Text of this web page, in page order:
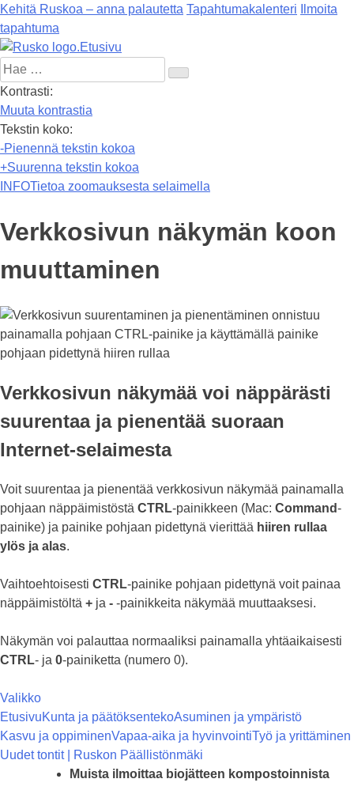
Kehitä Ruskoa – anna palautetta Tapahtumakalenteri
Ilmoita
tapahtuma
Etusivu
Hae:
Kontrasti:
Muuta kontrastia
Tekstin koko:
-Pienennä tekstin kokoa
+Suurenna tekstin kokoa
INFOTietoa zoomauksesta selaimella
Verkkosivun näkymän koon
muuttaminen
Verkkosivun näkymää voi näppärästi
suurentaa ja pienentää suoraan
Internet-selaimesta
Voit suurentaa ja pienentää verkkosivun näkymää painamalla
pohjaan näppäimistöstä CTRL-painikkeen (Mac: Command-
painike) ja painike pohjaan pidettynä vierittää hiiren rullaa
ylös ja alas.
Vaihtoehtoisesti CTRL-painike pohjaan pidettynä voit painaa
näppäimistöltä + ja - -painikkeita näkymää muuttaaksesi.
Näkymän voi palauttaa normaaliksi painamalla yhtäaikaisesti
CTRL- ja 0-painiketta (numero 0).
Valikko
EtusivuKunta ja päätöksentekoAsuminen ja ympäristö
Kasvu ja oppiminenVapaa-aika ja hyvinvointiTyö ja yrittäminen
Uudet tontit | Ruskon Päällistönmäki
Muista ilmoittaa biojätteen kompostoinnista